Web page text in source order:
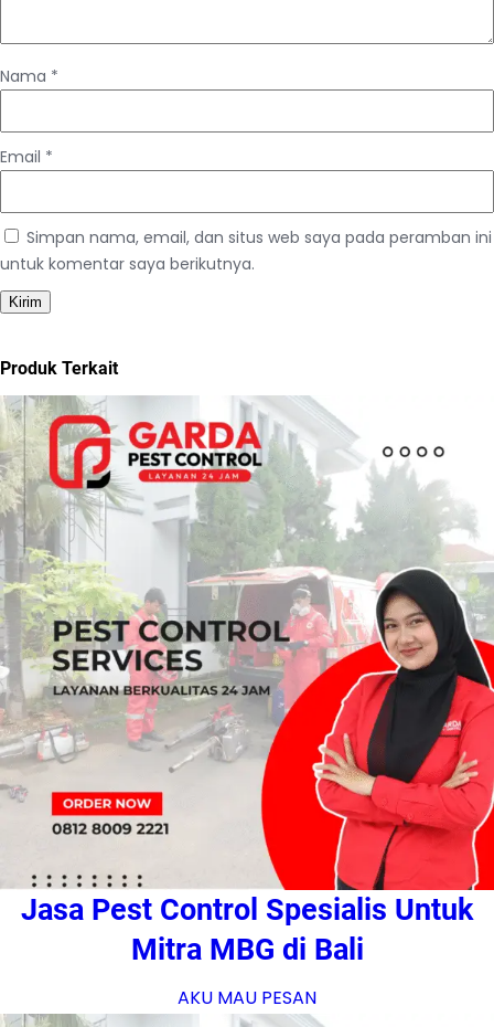
Nama *
Email *
Simpan nama, email, dan situs web saya pada peramban ini
untuk komentar saya berikutnya.
Produk Terkait
Jasa Pest Control Spesialis Untuk
Mitra MBG di Bali
AKU MAU PESAN